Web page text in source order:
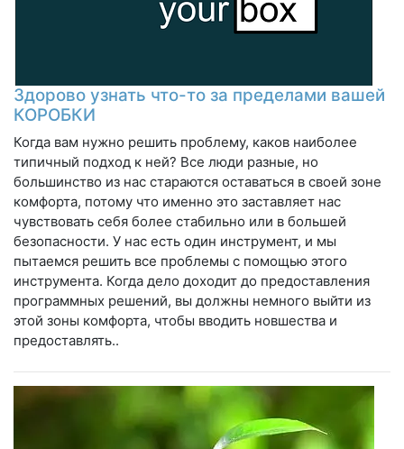
Здорово узнать что-то за пределами вашей
КОРОБКИ
Когда вам нужно решить проблему, каков наиболее
типичный подход к ней? Все люди разные, но
большинство из нас стараются оставаться в своей зоне
комфорта, потому что именно это заставляет нас
чувствовать себя более стабильно или в большей
безопасности. У нас есть один инструмент, и мы
пытаемся решить все проблемы с помощью этого
инструмента. Когда дело доходит до предоставления
программных решений, вы должны немного выйти из
этой зоны комфорта, чтобы вводить новшества и
предоставлять..